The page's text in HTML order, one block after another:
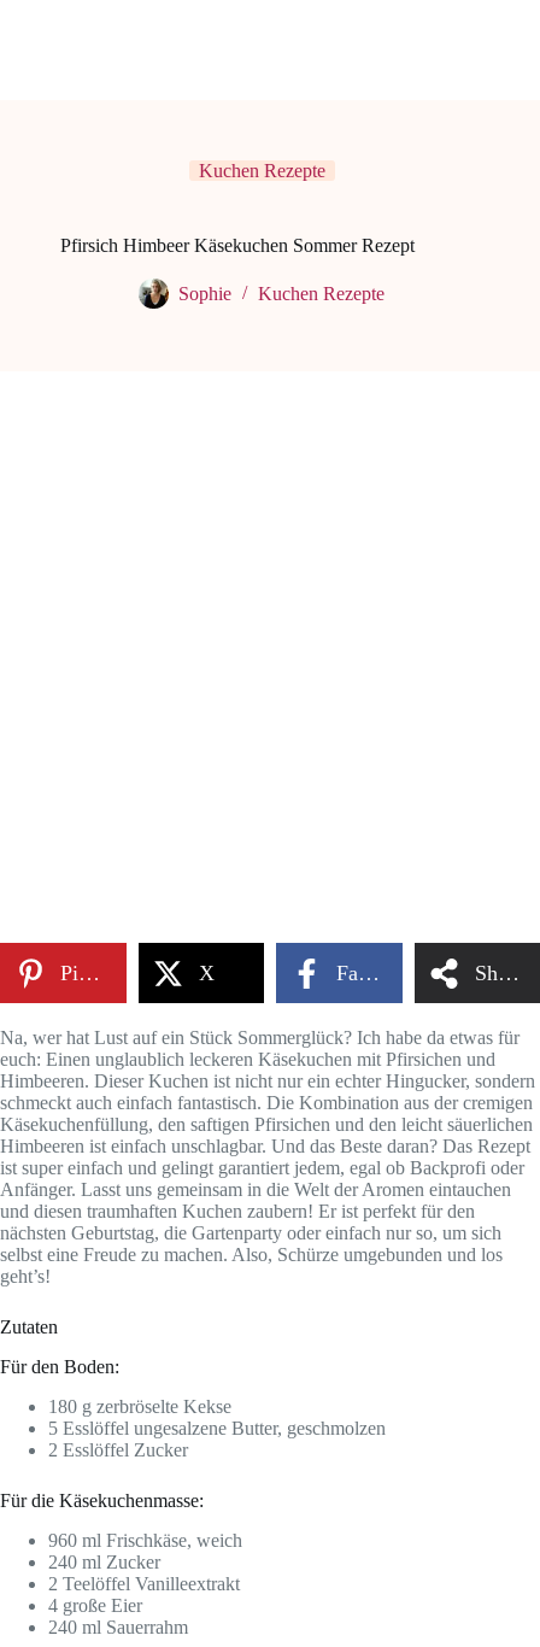
Kuchen Rezepte
Pfirsich Himbeer Käsekuchen Sommer Rezept
Sophie Kuchen Rezepte
Pinterest X Facebook Share
Na, wer hat Lust auf ein Stück Sommerglück? Ich habe da etwas für
euch: Einen unglaublich leckeren Käsekuchen mit Pfirsichen und
Himbeeren. Dieser Kuchen ist nicht nur ein echter Hingucker, sondern
schmeckt auch einfach fantastisch. Die Kombination aus der cremigen
Käsekuchenfüllung, den saftigen Pfirsichen und den leicht säuerlichen
Himbeeren ist einfach unschlagbar. Und das Beste daran? Das Rezept
ist super einfach und gelingt garantiert jedem, egal ob Backprofi oder
Anfänger. Lasst uns gemeinsam in die Welt der Aromen eintauchen
und diesen traumhaften Kuchen zaubern! Er ist perfekt für den
nächsten Geburtstag, die Gartenparty oder einfach nur so, um sich
selbst eine Freude zu machen. Also, Schürze umgebunden und los
geht’s!
Zutaten
Für den Boden:
180 g zerbröselte Kekse
5 Esslöffel ungesalzene Butter, geschmolzen
2 Esslöffel Zucker
Für die Käsekuchenmasse:
960 ml Frischkäse, weich
240 ml Zucker
2 Teelöffel Vanilleextrakt
4 große Eier
240 ml Sauerrahm